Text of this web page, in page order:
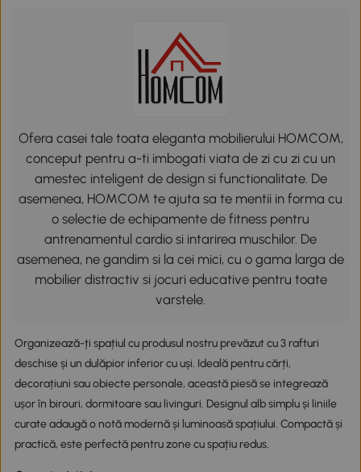
Ofera casei tale toata eleganta mobilierului HOMCOM,
conceput pentru a-ti imbogati viata de zi cu zi cu un
amestec inteligent de design si functionalitate. De
asemenea, HOMCOM te ajuta sa te mentii in forma cu
o selectie de echipamente de fitness pentru
antrenamentul cardio si intarirea muschilor. De
asemenea, ne gandim si la cei mici, cu o gama larga de
mobilier distractiv si jocuri educative pentru toate
varstele.
Organizează-ți spațiul cu produsul nostru prevăzut cu 3 rafturi
deschise și un dulăpior inferior cu uși. Ideală pentru cărți,
decorațiuni sau obiecte personale, această piesă se integrează
ușor în birouri, dormitoare sau livinguri. Designul alb simplu și liniile
curate adaugă o notă modernă și luminoasă spațiului. Compactă și
practică, este perfectă pentru zone cu spațiu redus.